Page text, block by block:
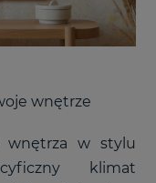
wnętrze
wnętrza w stylu
klimat